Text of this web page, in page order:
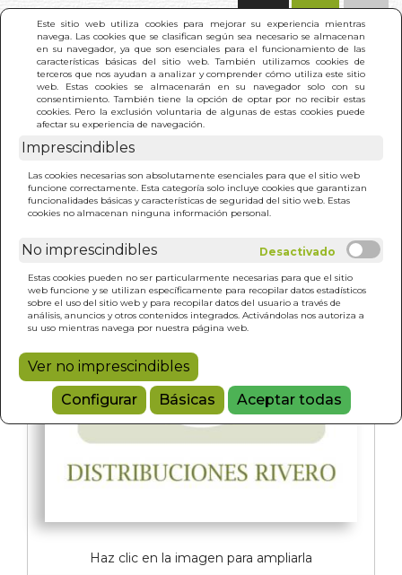
Este sitio web utiliza cookies para mejorar su experiencia mientras
navega. Las cookies que se clasifican según sea necesario se almacenan
en su navegador, ya que son esenciales para el funcionamiento de las
características básicas del sitio web. También utilizamos cookies de
terceros que nos ayudan a analizar y comprender cómo utiliza este sitio
web. Estas cookies se almacenarán en su navegador solo con su
consentimiento. También tiene la opción de optar por no recibir estas
cookies. Pero la exclusión voluntaria de algunas de estas cookies puede
afectar su experiencia de navegación.
Imprescindibles
Las cookies necesarias son absolutamente esenciales para que el sitio web
funcione correctamente. Esta categoría solo incluye cookies que garantizan
funcionalidades básicas y características de seguridad del sitio web. Estas
cookies no almacenan ninguna información personal.
No imprescindibles
Estas cookies pueden no ser particularmente necesarias para que el sitio
web funcione y se utilizan específicamente para recopilar datos estadísticos
sobre el uso del sitio web y para recopilar datos del usuario a través de
análisis, anuncios y otros contenidos integrados. Activándolas nos autoriza a
su uso mientras navega por nuestra página web.
Ver no imprescindibles
Configurar
Básicas Aceptar todas
INICIO > PLACER DE DORMIR SOLA. EL
Haz clic en la imagen para ampliarla